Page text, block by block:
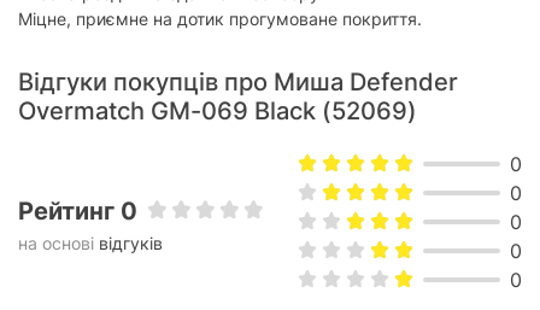
Додатково
Орієнтація:
симетрична (для лівої та правої
руки)
відсутній
Інше:
підсвічування, що
переливається
Міцне, приємне на дотик прогумоване покриття.
Відгуки покупців про Миша Defender
Overmatch GM-069 Black (52069)
Рейтинг 0
на основі відгуків
0
0
0
0
0